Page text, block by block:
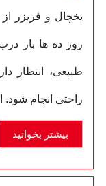
یخچال و فریزر
روز ده ها بار
طبیعی، انتظار
راحتی انجام شود.
بیشتر بخوانید